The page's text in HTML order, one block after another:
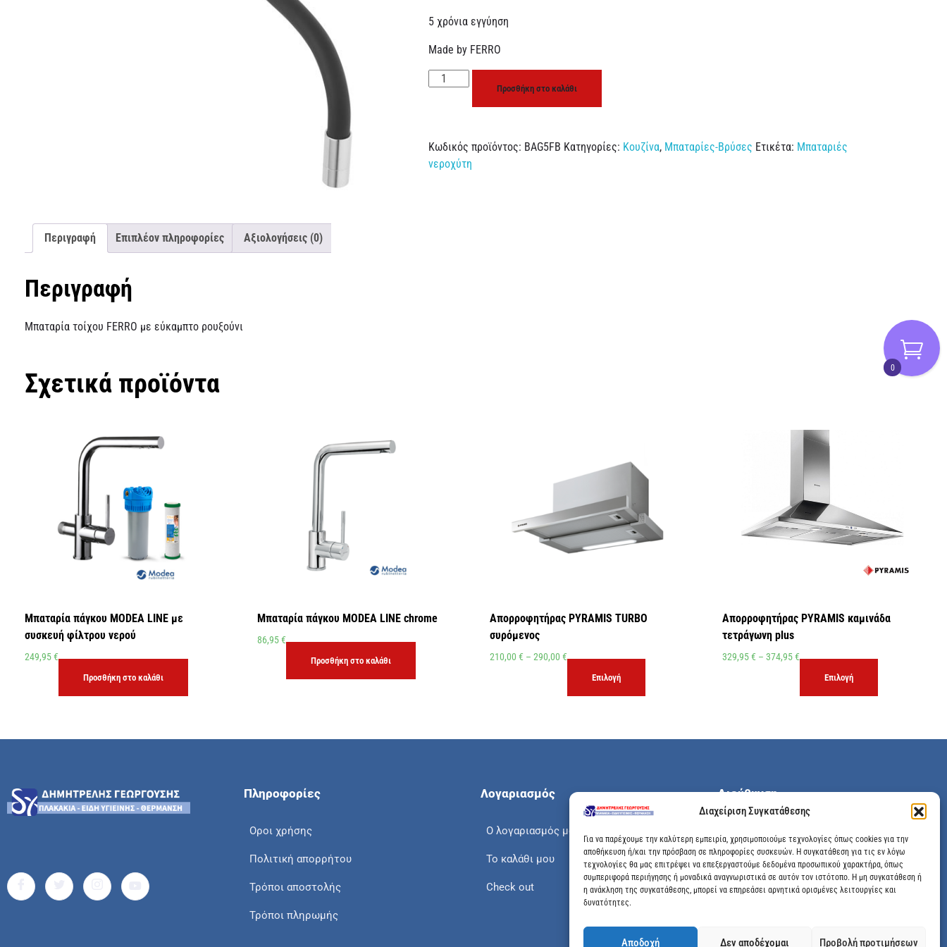
Διαχείριση Συγκατάθεσης
Για να παρέχουμε την καλύτερη εμπειρία, χρησιμοποιούμε τεχνολογίες όπως cookies για την
αποθήκευση ή/και την πρόσβαση σε πληροφορίες συσκευών. Η συγκατάθεση για τις εν λόγω
τεχνολογίες θα μας επιτρέψει να επεξεργαστούμε δεδομένα προσωπικού χαρακτήρα, όπως
συμπεριφορά περιήγησης ή μοναδικά αναγνωριστικά σε αυτόν τον ιστότοπο. Η μη συγκατάθεση ή
η ανάκληση της συγκατάθεσης, μπορεί να επηρεάσει αρνητικά ορισμένες λειτουργίες και
δυνατότητες.
Αποδοχή Δεν αποδέχομαι Προβολή προτιμήσεων
5 χρόνια εγγύηση
Made by FERRO
Προσθήκη στο καλάθι
Κωδικός προϊόντος: BAG5FB Κατηγορίες: Κουζίνα, Μπαταρίες-Βρύσες Ετικέτα: Μπαταριές
νεροχύτη
Περιγραφή Επιπλέον πληροφορίες Αξιολογήσεις (0)
Περιγραφή
Μπαταρία τοίχου FERRO με εύκαμπτο ρουξούνι
Σχετικά προϊόντα
Μπαταρία πάγκου MODEA LINE με
συσκευή φίλτρου νερού
249,95€
Προσθήκη στο καλάθι
Μπαταρία πάγκου MODEA LINE chrome
86,95€
Προσθήκη στο καλάθι
Απορροφητήρας PYRAMIS TURBO
συρόμενος
210,00 € – 290,00 €
Επιλογή
Απορροφητήρας PYRAMIS καμινάδα
τετράγωνη plus
329,95€ – 374,95€
Επιλογή
Πληροφορίες
Οροι χρήσης
Πολιτική απορρήτου
Τρόποι αποστολής
Τρόποι πληρωμής
Λογαριασμός
Ο λογαριασμός μου
Το καλάθι μου
Check out
Διεύθυνση
Μεγάλης Χώρας 89, Αγρίνιο, Τ.Κ: 30100
info@dimitrelis-georgousis.gr
(+30) 26410 44020
0